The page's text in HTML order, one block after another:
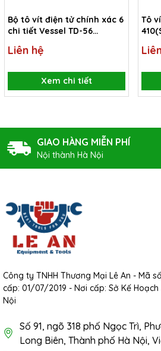
Bộ tô vít điện tử chính xác 6
chi tiết Vessel TD-56
Liên hệ
Xem chi tiết
Tô
GIAO HÀNG MIỄN PHÍ
Nội thành Hà Nội
Công ty TNHH Thương Mại Lê An - Mã
cấp: 01/07/2019 - Nơi cấp: Sở Kế
Nội
Số 91, ngõ 318 phố Ngọc Trì,
Long Biên, Thành phố Hà Nội,